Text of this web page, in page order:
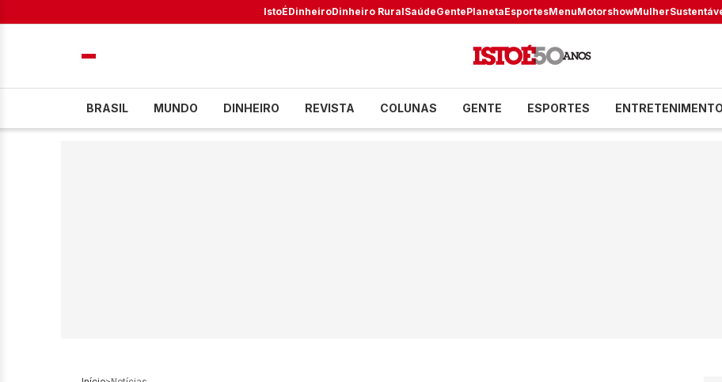
IstoÉDinheiroDinheiro RuralSaúdeGentePlanetaEsportesMenuMotorshowMulher
BRASIL MUNDO DINHEIRO REVISTA COLUNAS GENTE ESPORTES ENTRETENIMENTO